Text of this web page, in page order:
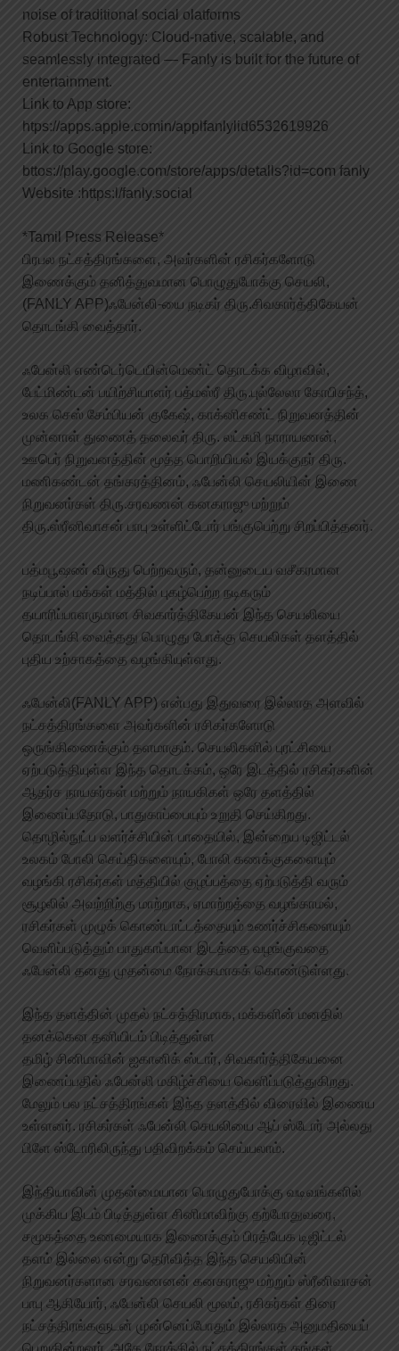
noise of traditional social olatforms
Robust Technology: Cloud-native, scalable, and
seamlessly integrated — Fanly is built for the future of
entertainment.
Link to App store:
htps://apps.apple.comin/applfanlylid6532619926
Link to Google store:
bttos://play.google.com/store/apps/detalls?id=com fanly
Website :https:l/fanly.social
*Tamil Press Release*
பிரபல நட்சத்திரங்களை, அவர்களின் ரசிகர்களோடு
இணைக்கும் தனித்துவமான பொழுதுபோக்கு செயலி,
(FANLY APP)ஃபேன்லி-யை நடிகர் திரு.சிவகார்த்திகேயன்
தொடங்கி வைத்தார்.
ஃபேன்லி எண்டெர்டெயின்மெண்ட் தொடக்க விழாவில்,
பேட்மிண்டன் பயிற்சியாளர் பத்மஸ்ரீ திரு.புல்லேலா கோபிசந்த்,
உலக செஸ் சேம்பியன் குகேஷ், காக்னிசண்ட் நிறுவனத்தின்
முன்னாள் துணைத் தலைவர் திரு. லட்சுமி நாராயணன்,
ஊபெர் நிறுவனத்தின் மூத்த பொறியியல் இயக்குநர் திரு.
மணிகண்டன் தங்கரத்தினம், ஃபேன்லி செயலியின் இணை
நிறுவனர்கள் திரு.சரவணன் கனகராஜு மற்றும்
திரு.ஸ்ரீனிவாசன் பாபு உள்ளிட்டோர் பங்குபெற்று சிறப்பித்தனர்.
பத்மபூஷண் விருது பெற்றவரும், தன்னுடைய வசீகரமான
நடிப்பால் மக்கள் மத்தில் புகழ்பெற்ற நடிகரும்
தயாரிப்பாளருமான சிவகார்த்திகேயன் இந்த செயலியை
தொடங்கி வைத்தது பொழுது போக்கு செயலிகள் தளத்தில்
புதிய உற்சாகத்தை வழங்கியுள்ளது.
ஃபேன்லி(FANLY APP) என்பது இதுவரை இல்லாத அளவில்
நட்சத்திரங்களை அவர்களின் ரசிகர்களோடு
ஒருங்கிணைக்கும் தளமாகும். செயலிகளில் புரட்சியை
ஏற்படுத்தியுள்ள இந்த தொடக்கம், ஒரே இடத்தில் ரசிகர்களின்
ஆதர்ச நாயகர்கள் மற்றும் நாயகிகள் ஒரே தளத்தில்
இணைப்பதோடு, பாதுகாப்பையும் உறுதி செய்கிறது.
தொழில்நுட்ப வளர்ச்சியின் பாதையில், இன்றைய டிஜிட்டல்
உலகம் போலி செய்திகளையும், போலி கணக்குகளையும்
வழங்கி ரசிகர்கள் மத்தியில் குழப்பத்தை ஏற்படுத்தி வரும்
சூழலில் அவற்றிற்கு மாற்றாக, ஏமாற்றத்தை வழங்காமல்,
ரசிகர்கள் முழுக் கொண்டாட்டத்தையும் உணர்ச்சிகளையும்
வெளிப்படுத்தும் பாதுகாப்பான இடத்தை வழங்குவதை
ஃபேன்லி தனது முதன்மை நோக்கமாகக் கொண்டுள்ளது.
இந்த தளத்தின் முதல் நட்சத்திரமாக, மக்களின் மனதில்
தனக்கென தனியிடம் பிடித்துள்ள
தமிழ் சினிமாவின் ஐகானிக் ஸ்டார், சிவகார்த்திகேயனை
இணைப்பதில் ஃபேன்லி மகிழ்ச்சியை வெளிப்படுத்துகிறது.
மேலும் பல நட்சத்திரங்கள் இந்த தளத்தில் விரைவில் இணைய
உள்ளனர். ரசிகர்கள் ஃபேன்லி செயலியை ஆப் ஸ்டோர் அல்லது
பிளே ஸ்டோரிலிருந்து பதிவிறக்கம் செய்யலாம்.
இந்தியாவின் முதன்மையான பொழுதுபோக்கு வடிவங்களில்
முக்கிய இடம் பிடித்துள்ள சினிமாவிற்கு தற்போதுவரை,
சமூகத்தை உணமையாக இணைக்கும் பிரத்யேக டிஜிட்டல்
தளம் இல்லை என்று தெரிவித்த இந்த செயலியின்
நிறுவனர்களான சரவணனன் கனகராஜு மற்றும் ஸ்ரீனிவாசன்
பாபு ஆகியோர், ஃபேன்லி செயலி மூலம், ரசிகர்கள் திரை
நட்சத்திரங்களுடன் முன்னெப்போதும் இல்லாத அனுமதியைப்